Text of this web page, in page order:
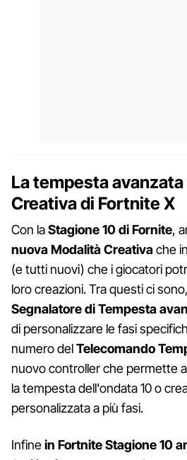
La tempesta
Creativa di Fortnite X
Con laStagione 10 di Fornite,
nuova Modalità Creativache
(e tutti nuovi) che i giocatori
loro creazioni. Tra questi ci
Segnalatore di Tempesta
di personalizzare le fasi
numero delTelecomando
nuovo controller che permette
la tempesta dell'ondata 10 o
personalizzata a più fasi.
Infinein Fortnite Stagione 10